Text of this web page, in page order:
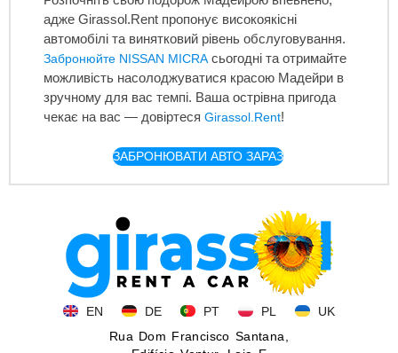
адже Girassol.Rent пропонує високоякісні
автомобілі та винятковий рівень обслуговування.
Забронюйте NISSAN MICRA сьогодні та отримайте
можливість насолоджуватися красою Мадейри в
зручному для вас темпі. Ваша острівна пригода
чекає на вас — довіртеся Girassol.Rent!
ЗАБРОНЮВАТИ АВТО ЗАРАЗ
EN DE PT PL
UK
Rua Dom Francisco Santana,